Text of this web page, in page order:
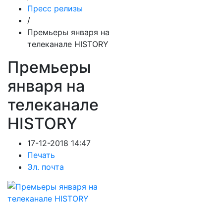
Пресс релизы
/
Премьеры января на
телеканале HISTORY
Премьеры
января на
телеканале
HISTORY
17-12-2018 14:47
Печать
Эл. почта